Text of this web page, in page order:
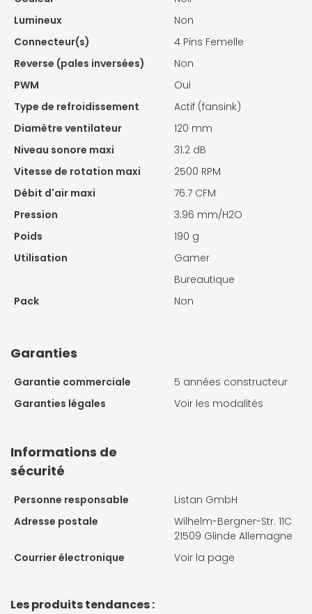
Lumineux
Non
Connecteur(s)
4 Pins Femelle
Reverse (pales inversées)
Non
PWM
Oui
Type de refroidissement
Actif (fansink)
Diamètre ventilateur
120 mm
Niveau sonore maxi
31.2 dB
Vitesse de rotation maxi
2500 RPM
Débit d'air maxi
76.7 CFM
Pression
3.96 mm/H2O
Poids
190 g
Utilisation
Gamer
Bureautique
Pack
Non
Garanties
Garantie commerciale
5 années constructeur
Garanties légales
Voir les modalités
Informations de
sécurité
Personne responsable
Listan GmbH
Adresse postale
Wilhelm-Bergner-Str. 11C
21509 Glinde Allemagne
Courrier électronique
Voir la page
Les produits tendances :